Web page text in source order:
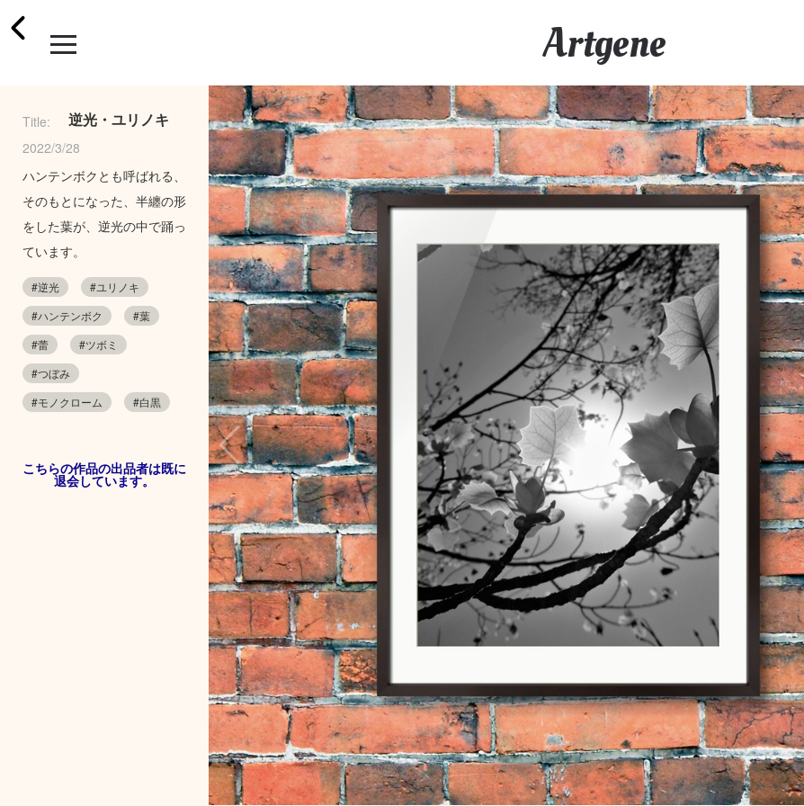
Artgene
Title: 逆光・ユリノキ
2022/3/28
ハンテンボクとも呼ばれる、
そのもとになった、半纏の形
をした葉が、逆光の中で踊っ
ています。
#逆光
#ユリノキ
#ハンテンボク
#葉
#蕾
#ツボミ
#つぼみ
#モノクローム
#白黒
こちらの作品の出品者は既に
退会しています。